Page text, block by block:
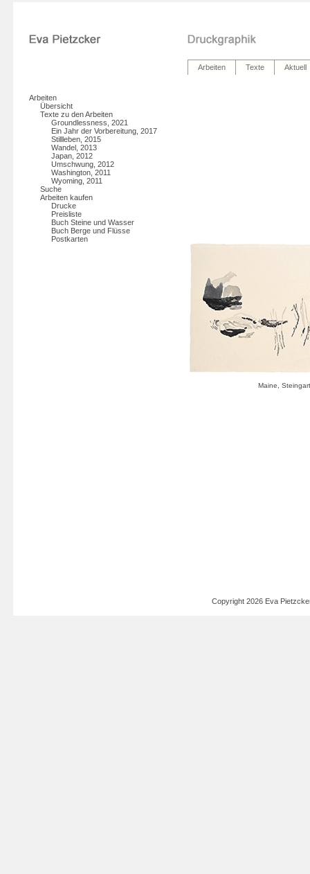
Arbeiten Texte Aktuell
Arbeiten
Übersicht
Texte zu den Arbeiten
Groundlessness, 2021
Ein Jahr der Vorbereitung, 2017
Stillleben, 2015
Wandel, 2013
Japan, 2012
Umschwung, 2012
Washington, 2011
Wyoming, 2011
Suche
Arbeiten kaufen
Drucke
Preisliste
Buch Steine und Wasser
Buch Berge und Flüsse
Postkarten
Copyright 2026 Eva